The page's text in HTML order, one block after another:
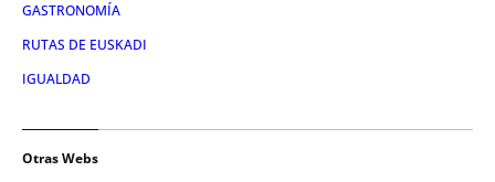
GASTRONOMÍA
RUTAS DE EUSKADI
IGUALDAD
Otras Webs